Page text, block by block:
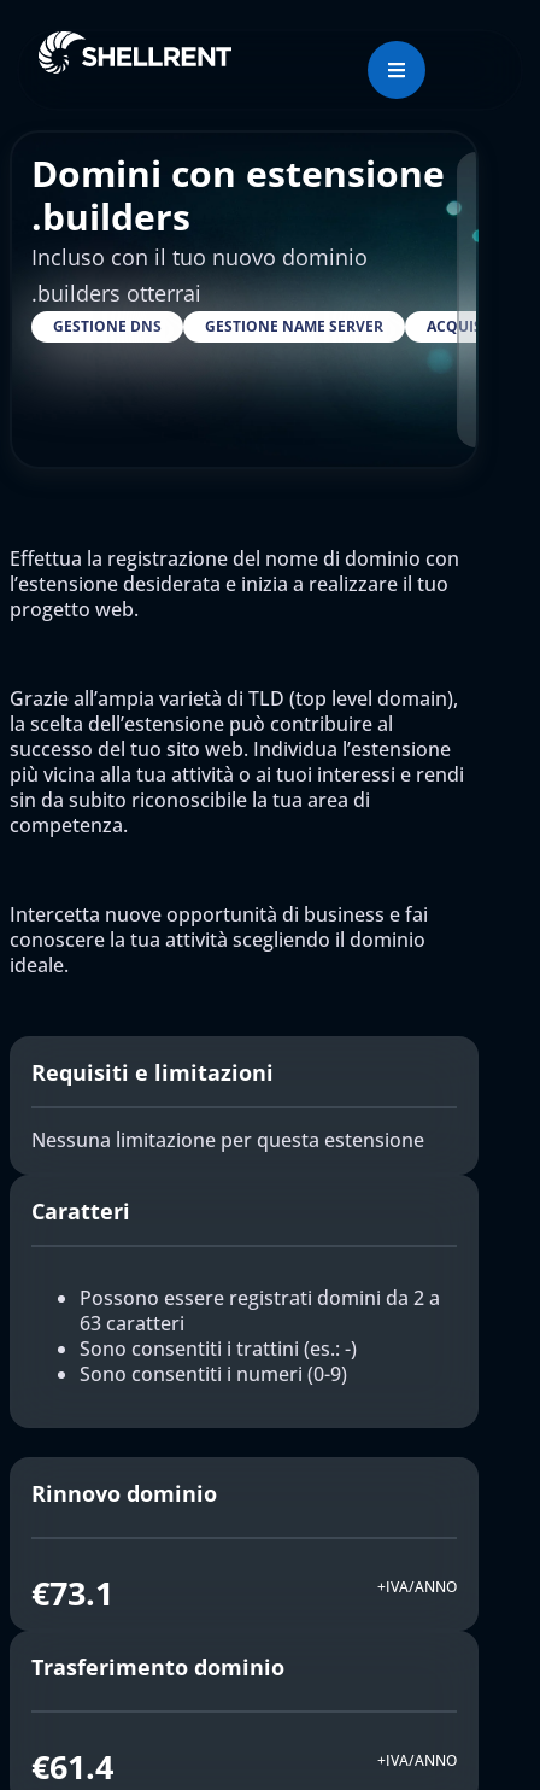
Domini con estensione
.builders
Incluso con il tuo nuovo dominio
.builders otterrai
GESTIONE DNS GESTIONE NAME SERVER ACQUISTARE
Effettua la registrazione del nome di dominio con
l’estensione desiderata e inizia a realizzare il tuo
progetto web.
Grazie all’ampia varietà di TLD (top level domain),
la scelta dell’estensione può contribuire al
successo del tuo sito web. Individua l’estensione
più vicina alla tua attività o ai tuoi interessi e rendi
sin da subito riconoscibile la tua area di
competenza.
Intercetta nuove opportunità di business e fai
conoscere la tua attività scegliendo il dominio
ideale.
Requisiti e limitazioni
Nessuna limitazione per questa estensione
Caratteri
Possono essere registrati domini da 2 a
63 caratteri
Sono consentiti i trattini (es.: -)
Sono consentiti i numeri (0-9)
Rinnovo dominio
€73.1 +IVA/ANNO
Trasferimento dominio
€61.4 +IVA/ANNO